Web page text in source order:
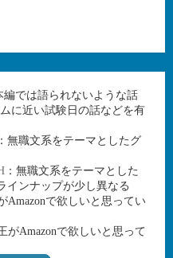
編では語られないような話
に近い試験日の話などを有
：無職文系をテーマとしたグ
：無職文系をテーマとした
インナップが少し異なる
Amazonで欲しいと思ってい
がAmazonで欲しいと思って